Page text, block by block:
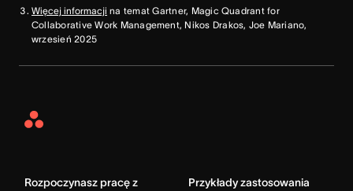
Więcej informacji na temat Gartner, Magic Quadrant for
Collaborative Work Management, Nikos Drakos, Joe Mariano,
wrzesień 2025
Asana
Rozpoczynasz pracę z
Przykłady zastosowania